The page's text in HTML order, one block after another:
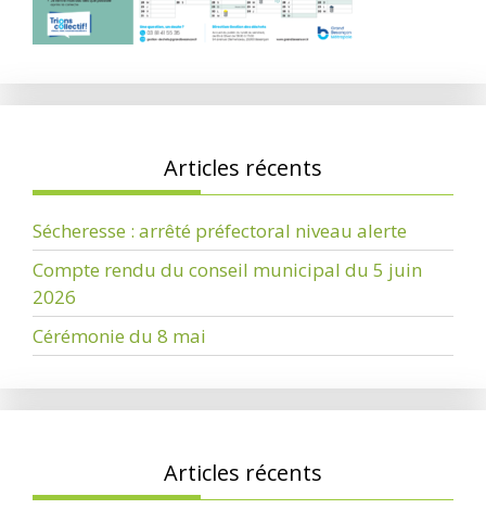
Articles récents
Sécheresse : arrêté préfectoral niveau alerte
Compte rendu du conseil municipal du 5 juin
2026
Cérémonie du 8 mai
Articles récents